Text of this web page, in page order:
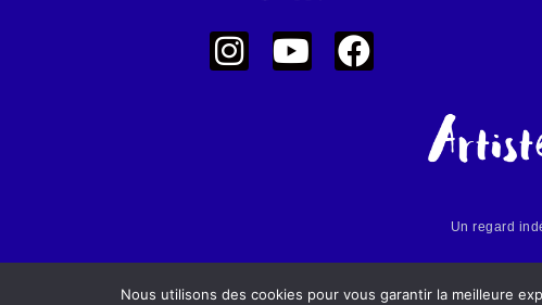
Un regard
Nous utilisons des cookies pour vous garantir la meilleure